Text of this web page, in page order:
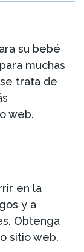
su bebé
muchas
trata de
web.
en la
y a
Obtenga
sitio web.